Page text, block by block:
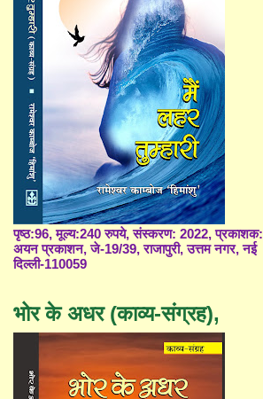
पृष्ठ:96, मूल्य:240 रुपये, संस्करण: 2022, प्रकाशक:
अयन प्रकाशन, जे-19/39, राजापुरी, उत्तम नगर, नई
दिल्ली-110059
भोर के अधर (काव्य-संग्रह),